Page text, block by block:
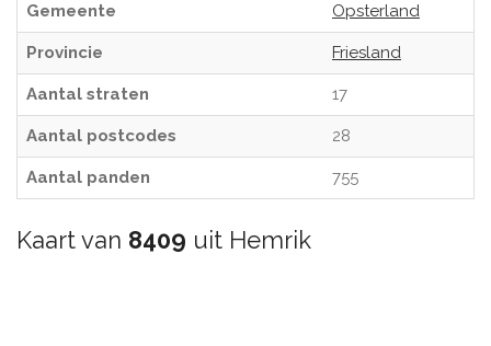
Gemeente Opsterland
Provincie Friesland
Aantal straten 17
Aantal postcodes 28
Aantal panden 755
Kaart van 8409 uit Hemrik